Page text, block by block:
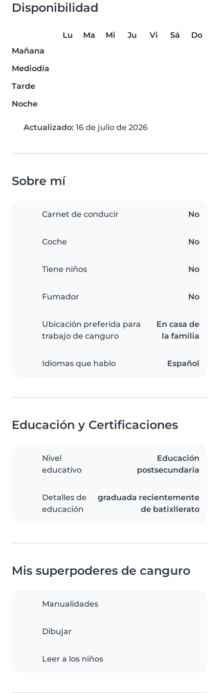
Disponibilidad
Lu Ma Mi Ju Vi Sá
Do
Mañana
Mediodía
Tarde
Noche
Actualizado: 16 de julio de 2026
Sobre mí
Carnet de conducir No
Coche No
Tiene niños No
Fumador No
Ubicación preferida para
trabajo de canguro
En casa de
la familia
Idiomas que hablo Español
Educación y Certificaciones
Nivel
educativo
Educación
postsecundaria
Detalles de
educación
graduada recientemente
de batixllerato
Mis superpoderes de canguro
Manualidades
Dibujar
Leer a los niños